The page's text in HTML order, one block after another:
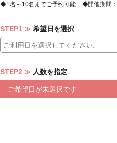
1名～10名までご予約可能 開催期間
STEP1 希望日を選択
STEP2 人数を指定
ご希望日が未選択です